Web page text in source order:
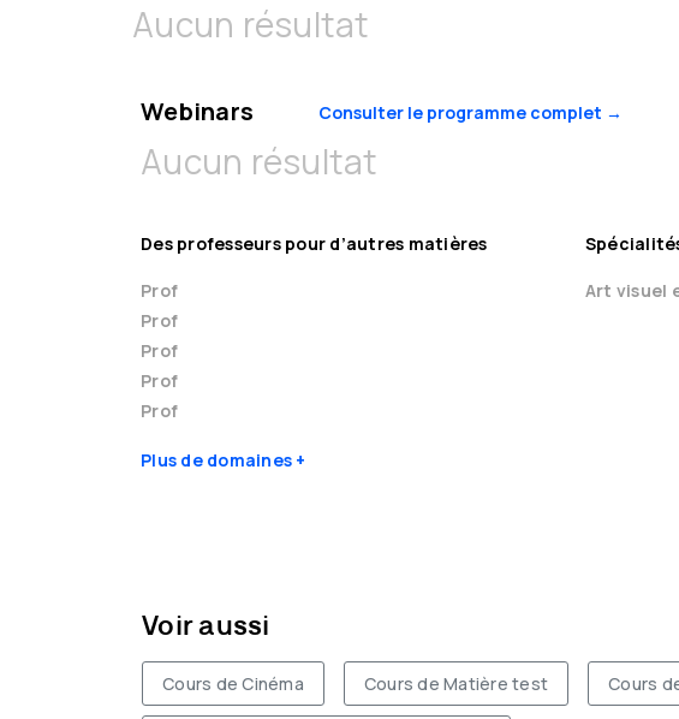
Aucun résultat
Webinars Consulter le programme complet →
Aucun résultat
Des professeurs pour d’autres matières
Prof
Prof
Prof
Prof
Prof
Plus de domaines
Art visuel
Voir aussi
Cours de Cinéma Cours de Matière test Cours